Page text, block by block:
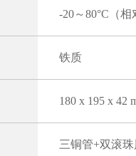
-20～80°C（相
铁质
180 x 195 x 42
三铜管+双滚